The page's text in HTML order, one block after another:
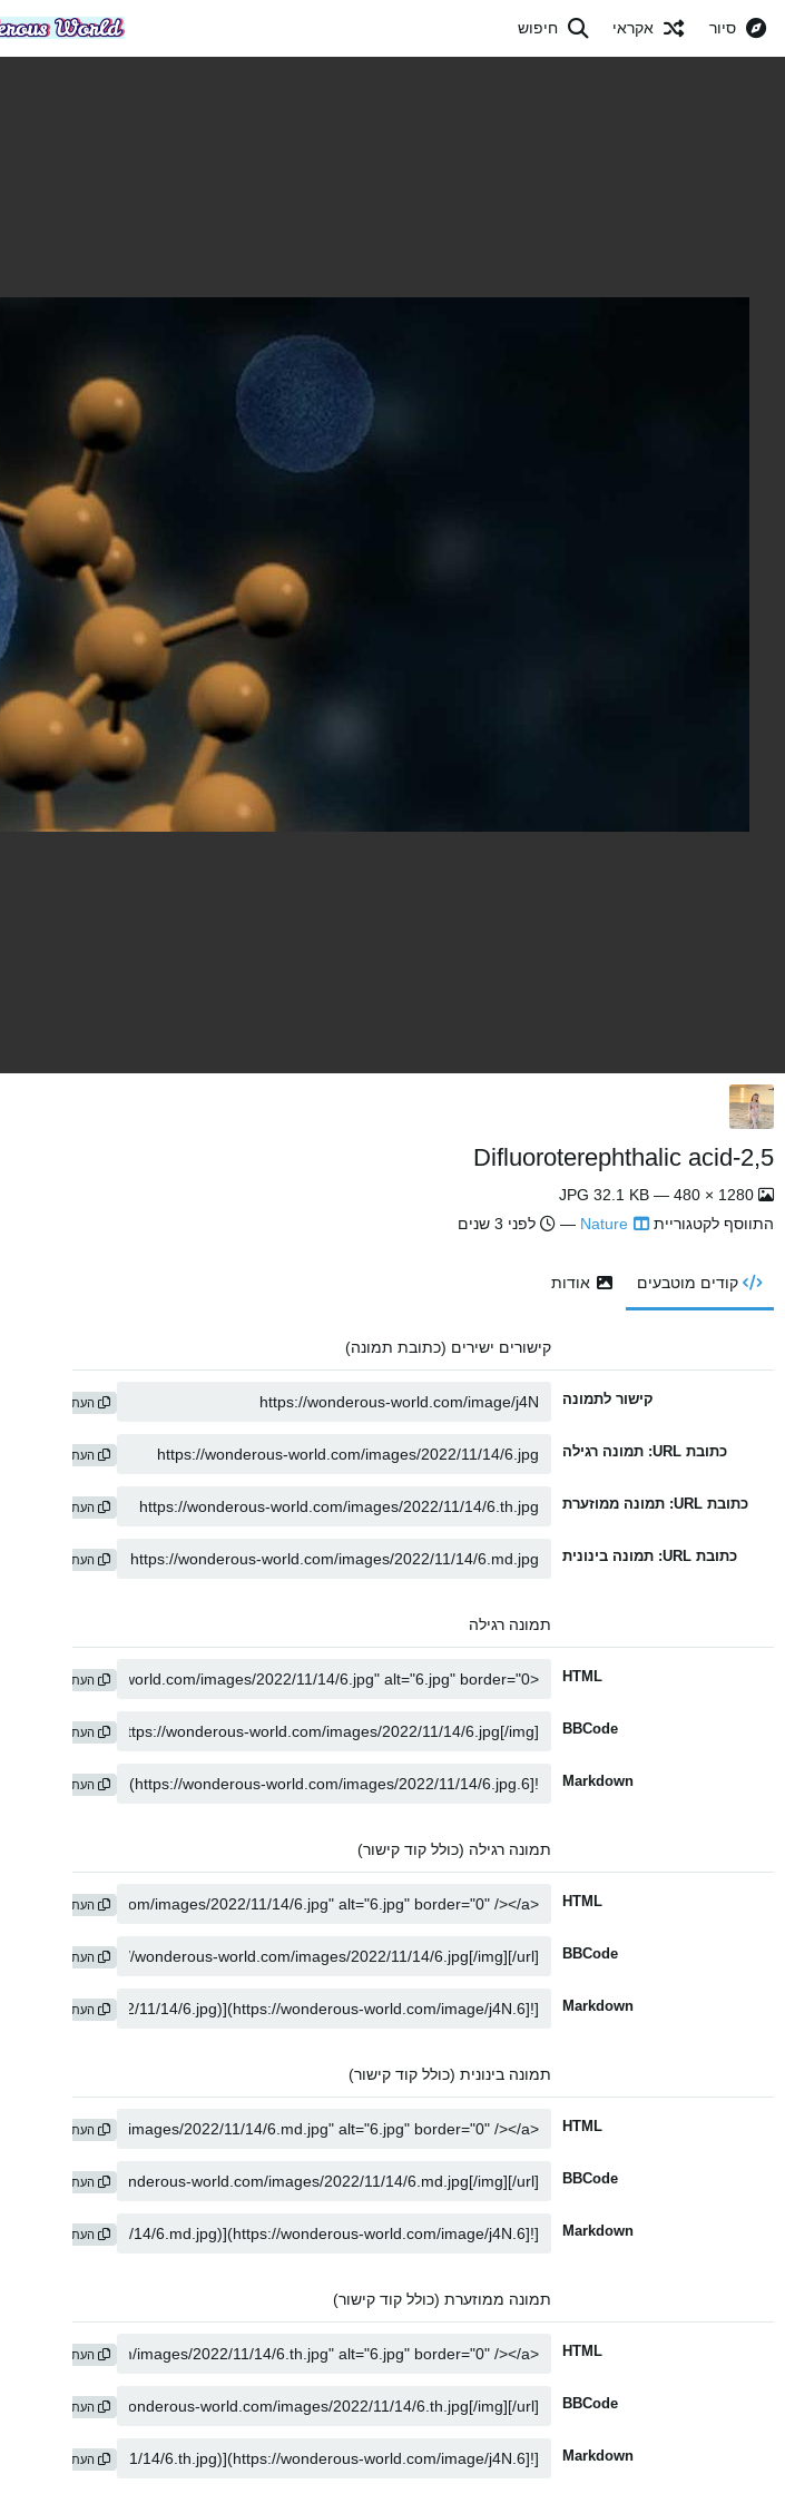
סיור אקראי חיפוש
2,5-Difluoroterephthalic acid
התווסף לקטגוריית
Nature
— לפני 3 שנים
קודים מוטבעים אודות
קישורים ישירים (כתובת תמונה)
קישור לתמונה העתק
כתובת URL: תמונה רגילה העתק
כתובת URL: תמונה ממוזערת העתק
כתובת URL: תמונה בינונית העתק
תמונה רגילה
HTML העתק
BBCode העתק
Markdown העתק
תמונה רגילה (כולל קוד קישור)
HTML העתק
BBCode העתק
Markdown העתק
תמונה בינונית (כולל קוד קישור)
HTML העתק
BBCode העתק
Markdown העתק
תמונה ממוזערת (כולל קוד קישור)
HTML העתק
BBCode העתק
Markdown העתק